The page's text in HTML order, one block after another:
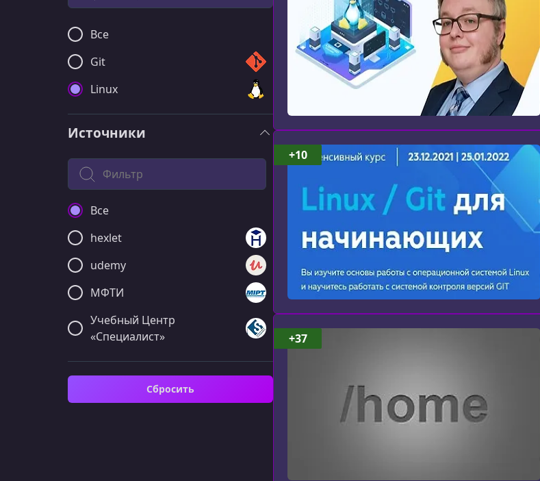
Все
Git
Linux
Источники
Filter by source
Все
hexlet
udemy
МФТИ
Учебный Центр
«Специалист»
Сбросить
+10
+37